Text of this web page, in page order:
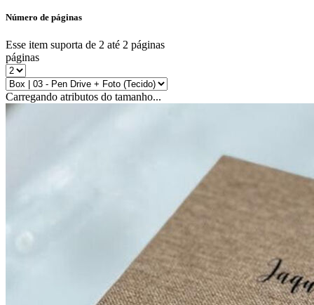
Número de páginas
Esse item suporta de 2 até 2 páginas
páginas
Carregando atributos do tamanho...